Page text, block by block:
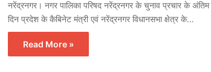
नरेंद्रनगर। नगर पालिका परिषद नरेंद्रनगर के चुनाव प्रचार के अंतिम
दिन प्रदेश के कैबिनेट मंत्री एवं नरेंद्रनगर विधानसभा क्षेत्र के…
Read More »